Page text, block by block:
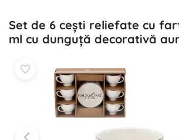
Set de 6 cești reliefate cu
ml cu dunguță decorativă